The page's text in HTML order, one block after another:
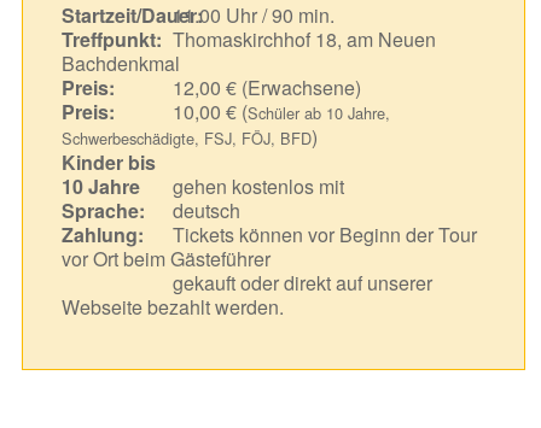
Startzeit/Dauer:11.00 Uhr / 90 min.
Treffpunkt: Thomaskirchhof 18, am Neuen
Bachdenkmal
Preis:
12,00 € (Erwachsene)
Preis:
10,00 € (Schüler ab 10 Jahre,
Schwerbeschädigte, FSJ, FÖJ, BFD)
Kinder bis
10 Jahre
gehen kostenlos mit
Sprache:
deutsch
Zahlung:
Tickets können vor Beginn der Tour
vor Ort beim Gästeführer
gekauft oder direkt auf unserer
Webseite bezahlt werden.